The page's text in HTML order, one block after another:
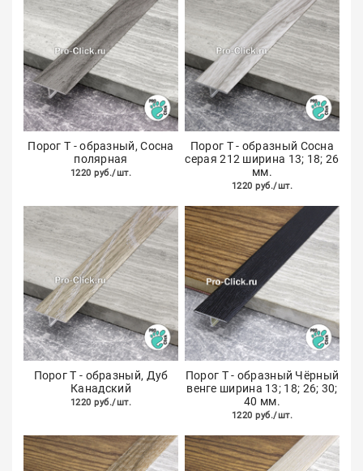
Порог Т - образный, Сосна
полярная
1220 руб./шт.
Порог Т - образный Сосна
серая 212 ширина 13; 18; 26
мм.
1220 руб./шт.
Порог Т - образный, Дуб
Канадский
1220 руб./шт.
Порог Т - образный Чёрный
венге ширина 13; 18; 26; 30;
40 мм.
1220 руб./шт.